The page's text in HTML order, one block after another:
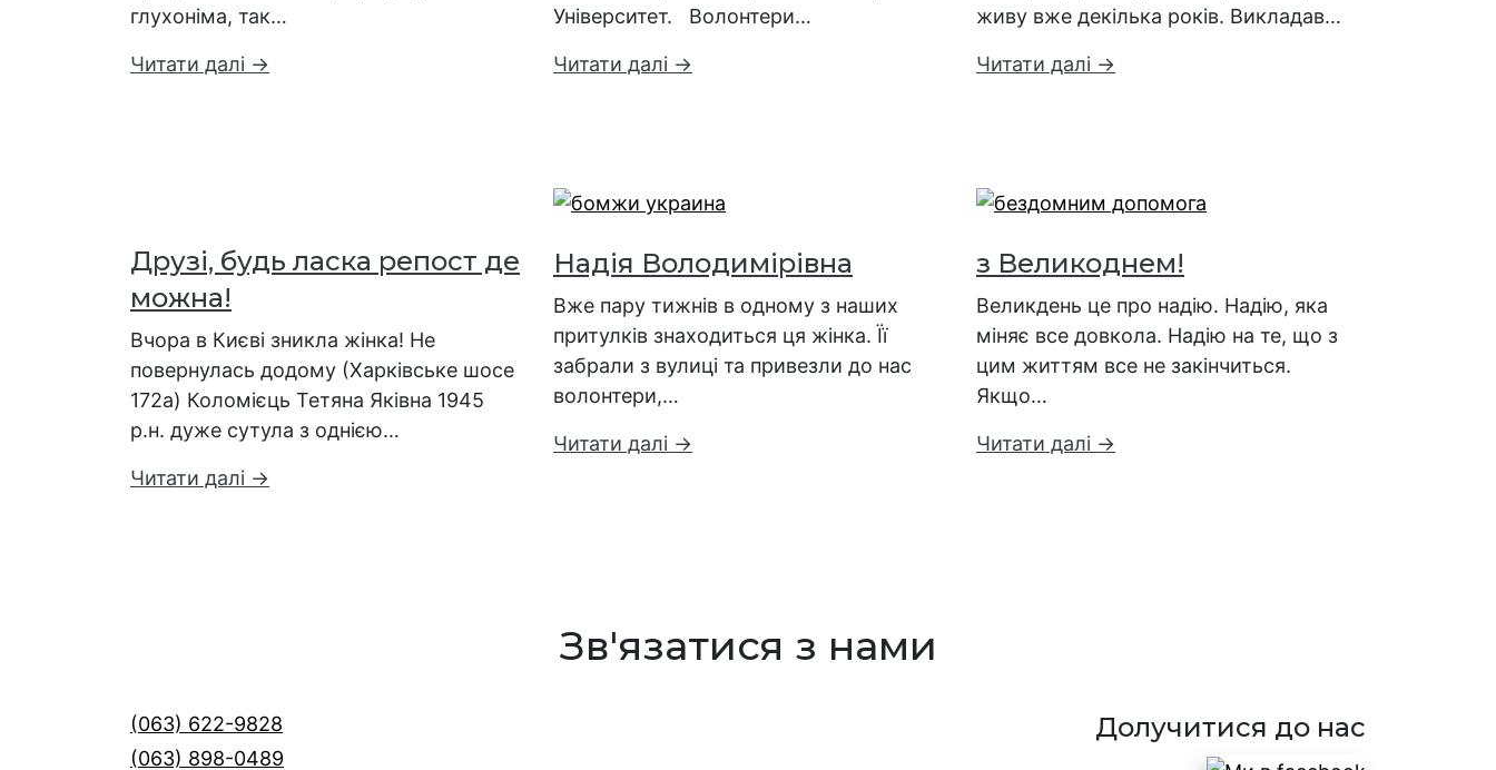
глухоніма, так…
Читати далі →
Університет. Волонтери…
Читати далі →
живу вже декілька років. Викладав…
Читати далі →
Друзі, будь ласка репост де
можна!
Вчора в Києві зникла жінка! Не
повернулась додому (Харківське шосе
172а) Коломієць Тетяна Яківна 1945
р.н. дуже сутула з однією…
Читати далі →
Надія Володимірівна
Вже пару тижнів в одному з наших
притулків знаходиться ця жінка. Її
забрали з вулиці та привезли до нас
волонтери,…
Читати далі →
з Великоднем!
Великдень це про надію. Надію, яка
міняє все довкола. Надію на те, що з
цим життям все не закінчиться.
Якщо…
Читати далі →
Зв'язатися з нами
(063) 622-9828
(063) 898-0489
Долучитися до нас